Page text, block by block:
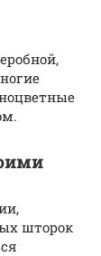
шторок